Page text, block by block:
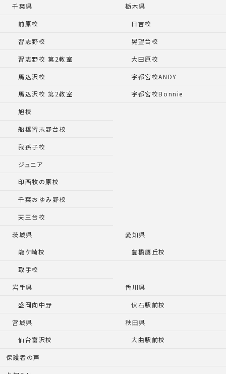
千葉県
前原校
習志野校
習志野校 第2教室
馬込沢校
馬込沢校 第2教室
旭校
船橋習志野台校
我孫子校
ジュニア
印西牧の原校
千葉おゆみ野校
天王台校
栃木県
日吉校
晃望台校
大田原校
宇都宮校ANDY
宇都宮校Bonnie
茨城県
龍ケ崎校
取手校
愛知県
豊橋鷹丘校
岩手県
盛岡向中野
香川県
伏石駅前校
宮城県
仙台富沢校
秋田県
大曲駅前校
保護者の声